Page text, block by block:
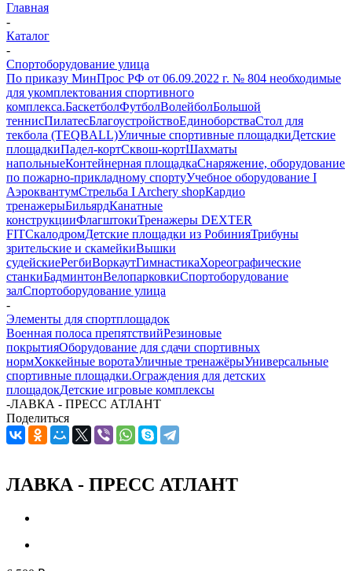
Главная
-
Каталог
-
Спортоборудование улица
По приказу МинПрос РФ от 06.09.2022 г. № 804 необходимые
для укомплектования спортивного
комплекса.БаскетболФутболВолейболБольшой
теннисПилатесБлагоустройствоЕдиноборстваСтол для
текбола (TEQBALL)Уличные спортивные площадкиДетские
площадкиПадел-кортСквош-кортШахматы
напольныеКонтейнерная площадкаСнаряжение, оборудование
по пожарно-прикладному спортуУчебное оборудование I
АэроквантумСтрельба I Archery shopКардио
тренажерыБильярдКанатные
конструкцииФлагштокиТренажеры DEXTER
FITСкалодромДетские площадки из РобинияТрибуны
зрительские и скамейкиВышки
судейскиеРегбиВоркаутГимнастикаХореографические
станкиБадминтонВелопарковкиСпортоборудование
залСпортоборудование улица
-
Элементы для спортплощадок
Военная полоса препятствийРезиновые
покрытияОборудование для сдачи спортивных
нормХоккейные воротаУличные тренажёрыУниверсальные
спортивные площадки.Ограждения для детских
площадокДетские игровые комплексы
-ЛАВКА - ПРЕСС АТЛАНТ
Поделиться
ЛАВКА - ПРЕСС АТЛАНТ